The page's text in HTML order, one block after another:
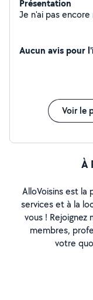
Présentation
Aucun avis pour
Voir le
À
AlloVoisins est
services et à la
vous !
membres,
votre